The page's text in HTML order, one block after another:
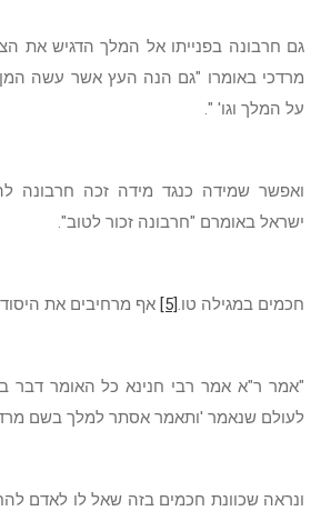
גם חרבונה בפנייתו אל המלך הדגיש את
מרדכי באומרו "גם הנה העץ אשר עשה
על המלך וגו' ".
ואפשר שמידה כנגד מידה זכה חרבונה
ישראל באומרם "חרבונה זכור לטוב".
חכמים במגילה טו.[5] אף מרחיבים את
"אמר ר"א אמר רבי חנינא כל האומר דבר
לעולם שנאמר 'ותאמר אסתר למלך בשם
ונראה שכוונת חכמים בזה שאל לו לאדם